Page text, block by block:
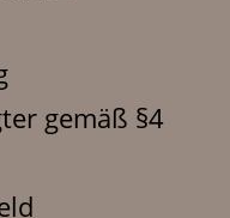
gemäß §4